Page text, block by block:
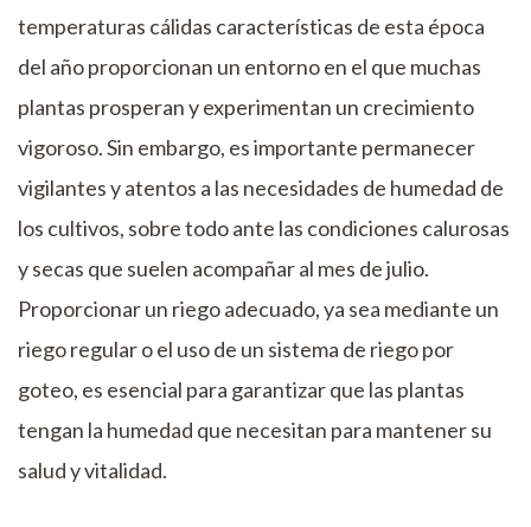
temperaturas cálidas características de esta época
del año proporcionan un entorno en el que muchas
plantas prosperan y experimentan un crecimiento
vigoroso. Sin embargo, es importante permanecer
vigilantes y atentos a las necesidades de humedad de
los cultivos, sobre todo ante las condiciones calurosas
y secas que suelen acompañar al mes de julio.
Proporcionar un riego adecuado, ya sea mediante un
riego regular o el uso de un sistema de riego por
goteo, es esencial para garantizar que las plantas
tengan la humedad que necesitan para mantener su
salud y vitalidad.